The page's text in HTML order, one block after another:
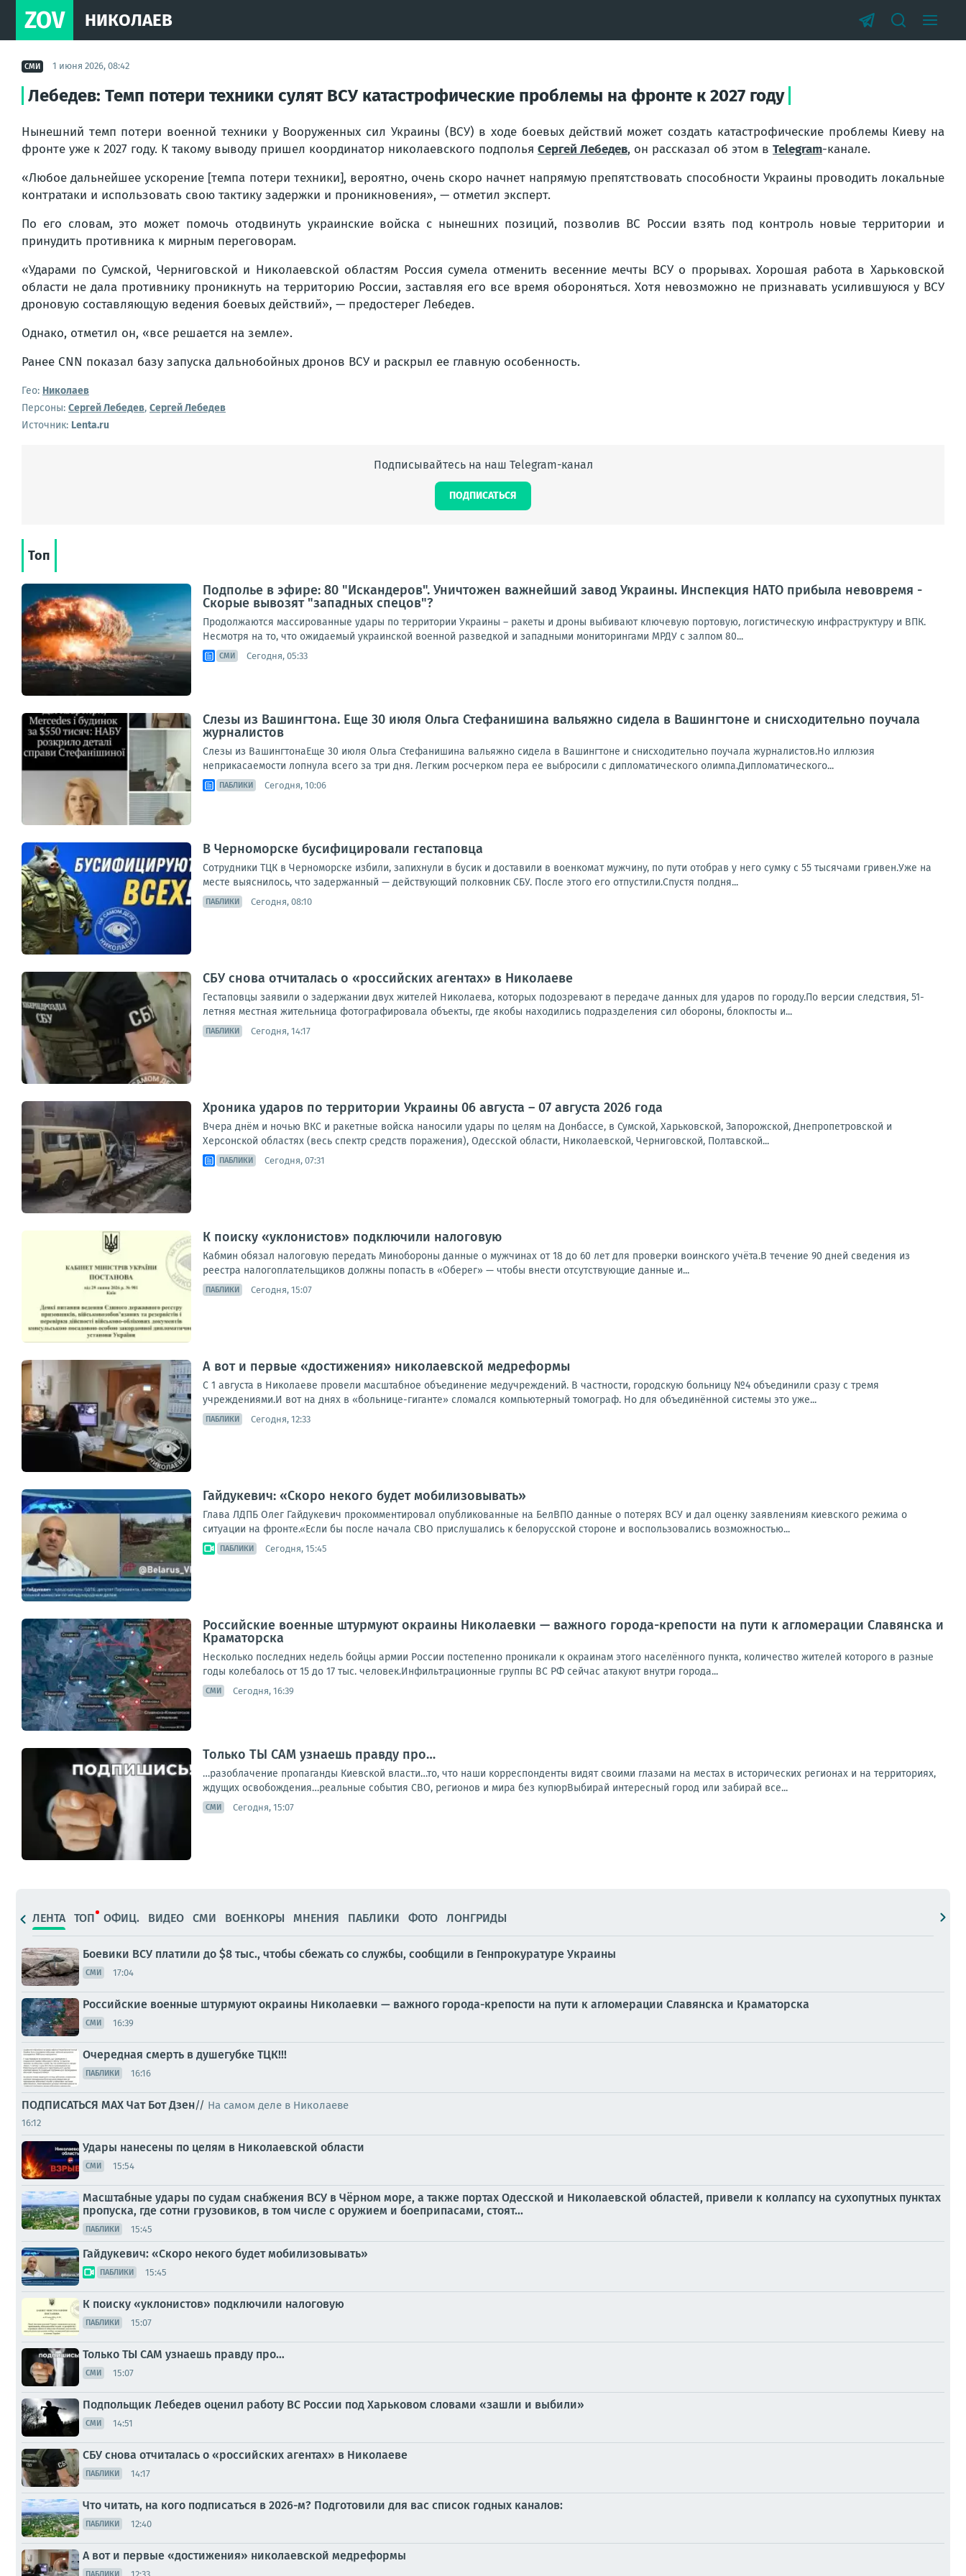
ZOV НИКОЛАЕВ
СМИ 1 июня 2026, 08:42
Лебедев: Темп потери техники сулят ВСУ катастрофические проблемы на фронте к 2027 году
Нынешний темп потери военной техники у Вооруженных сил Украины (ВСУ) в ходе боевых действий может создать катастрофические проблемы Киеву на
фронте уже к 2027 году. К такому выводу пришел координатор николаевского подполья Сергей Лебедев, он рассказал об этом в Telegram-канале.
«Любое дальнейшее ускорение [темпа потери техники], вероятно, очень скоро начнет напрямую препятствовать способности Украины проводить локальные
контратаки и использовать свою тактику задержки и проникновения», — отметил эксперт.
По его словам, это может помочь отодвинуть украинские войска с нынешних позиций, позволив ВС России взять под контроль новые территории и
принудить противника к мирным переговорам.
«Ударами по Сумской, Черниговской и Николаевской областям Россия сумела отменить весенние мечты ВСУ о прорывах. Хорошая работа в Харьковской
области не дала противнику проникнуть на территорию России, заставляя его все время обороняться. Хотя невозможно не признавать усилившуюся у ВСУ
дроновую составляющую ведения боевых действий», — предостерег Лебедев.
Однако, отметил он, «все решается на земле».
Ранее CNN показал базу запуска дальнобойных дронов ВСУ и раскрыл ее главную особенность.
Гео: Николаев
Персоны: Сергей Лебедев, Сергей Лебедев
Источник: Lenta.ru
Подписывайтесь на наш Telegram-канал
ПОДПИСАТЬСЯ
Топ
Подполье в эфире: 80 "Искандеров". Уничтожен важнейший завод Украины. Инспекция НАТО прибыла невовремя -
Скорые вывозят "западных спецов"?
Продолжаются массированные удары по территории Украины – ракеты и дроны выбивают ключевую портовую, логистическую инфраструктуру и ВПК.
Несмотря на то, что ожидаемый украинской военной разведкой и западными мониторингами МРДУ с залпом 80...
СМИ Сегодня, 05:33
Слезы из Вашингтона. Еще 30 июля Ольга Стефанишина вальяжно сидела в Вашингтоне и снисходительно поучала
журналистов
Слезы из ВашингтонаЕще 30 июля Ольга Стефанишина вальяжно сидела в Вашингтоне и снисходительно поучала журналистов.Но иллюзия
неприкасаемости лопнула всего за три дня. Легким росчерком пера ее выбросили с дипломатического олимпа.Дипломатического...
ПАБЛИКИ Сегодня, 10:06
В Черноморске бусифицировали гестаповца
Сотрудники ТЦК в Черноморске избили, запихнули в бусик и доставили в военкомат мужчину, по пути отобрав у него сумку с 55 тысячами гривен.Уже на
месте выяснилось, что задержанный — действующий полковник СБУ. После этого его отпустили.Спустя полдня...
ПАБЛИКИ Сегодня, 08:10
СБУ снова отчиталась о «российских агентах» в Николаеве
Гестаповцы заявили о задержании двух жителей Николаева, которых подозревают в передаче данных для ударов по городу.По версии следствия, 51-
летняя местная жительница фотографировала объекты, где якобы находились подразделения сил обороны, блокпосты и...
ПАБЛИКИ Сегодня, 14:17
Хроника ударов по территории Украины 06 августа – 07 августа 2026 года
Вчера днём и ночью ВКС и ракетные войска наносили удары по целям на Донбассе, в Сумской, Харьковской, Запорожской, Днепропетровской и
Херсонской областях (весь спектр средств поражения), Одесской области, Николаевской, Черниговской, Полтавской...
ПАБЛИКИ Сегодня, 07:31
К поиску «уклонистов» подключили налоговую
Кабмин обязал налоговую передать Минобороны данные о мужчинах от 18 до 60 лет для проверки воинского учёта.В течение 90 дней сведения из
реестра налогоплательщиков должны попасть в «Оберег» — чтобы внести отсутствующие данные и...
ПАБЛИКИ Сегодня, 15:07
А вот и первые «достижения» николаевской медреформы
С 1 августа в Николаеве провели масштабное объединение медучреждений. В частности, городскую больницу №4 объединили сразу с тремя
учреждениями.И вот на днях в «больнице-гиганте» сломался компьютерный томограф. Но для объединённой системы это уже...
ПАБЛИКИ Сегодня, 12:33
Гайдукевич: «Скоро некого будет мобилизовывать»
Глава ЛДПБ Олег Гайдукевич прокомментировал опубликованные на БелВПО данные о потерях ВСУ и дал оценку заявлениям киевского режима о
ситуации на фронте.«Если бы после начала СВО прислушались к белорусской стороне и воспользовались возможностью...
ПАБЛИКИ Сегодня, 15:45
Российские военные штурмуют окраины Николаевки — важного города-крепости на пути к агломерации Славянска и
Краматорска
Несколько последних недель бойцы армии России постепенно проникали к окраинам этого населённого пункта, количество жителей которого в разные
годы колебалось от 15 до 17 тыс. человек.Инфильтрационные группы ВС РФ сейчас атакуют внутри города...
СМИ Сегодня, 16:39
Только ТЫ САМ узнаешь правду про…
…разоблачение пропаганды Киевской власти…то, что наши корреспонденты видят своими глазами на местах в исторических регионах и на территориях,
ждущих освобождения…реальные события СВО, регионов и мира без купюрВыбирай интересный город или забирай все...
СМИ Сегодня, 15:07
ЛЕНТА ТОП ОФИЦ. ВИДЕО СМИ ВОЕНКОРЫ МНЕНИЯ ПАБЛИКИ ФОТО ЛОНГРИДЫ
Боевики ВСУ платили до $8 тыс., чтобы сбежать со службы, сообщили в Генпрокуратуре Украины
СМИ 17:04
Российские военные штурмуют окраины Николаевки — важного города-крепости на пути к агломерации Славянска и Краматорска
СМИ 16:39
Очередная смерть в душегубке ТЦК!!!
ПАБЛИКИ 16:16
ПОДПИСАТЬСЯ МАХ Чат Бот Дзен// На самом деле в Николаеве
16:12
Удары нанесены по целям в Николаевской области
СМИ 15:54
Масштабные удары по судам снабжения ВСУ в Чёрном море, а также портах Одесской и Николаевской областей, привели к коллапсу на сухопутных пунктах
пропуска, где сотни грузовиков, в том числе с оружием и боеприпасами, стоят...
ПАБЛИКИ 15:45
Гайдукевич: «Скоро некого будет мобилизовывать»
ПАБЛИКИ 15:45
К поиску «уклонистов» подключили налоговую
ПАБЛИКИ 15:07
Только ТЫ САМ узнаешь правду про…
СМИ 15:07
Подпольщик Лебедев оценил работу ВС России под Харьковом словами «зашли и выбили»
СМИ 14:51
СБУ снова отчиталась о «российских агентах» в Николаеве
ПАБЛИКИ 14:17
Что читать, на кого подписаться в 2026-м? Подготовили для вас список годных каналов:
ПАБЛИКИ 12:40
А вот и первые «достижения» николаевской медреформы
12:33